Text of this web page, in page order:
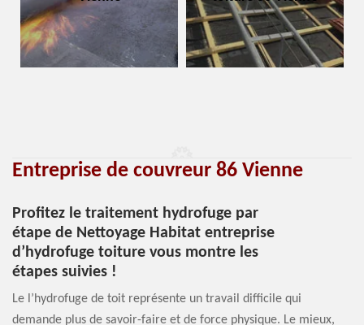
Entreprise de couvreur 86 Vienne
Profitez le traitement hydrofuge par
étape de Nettoyage Habitat entreprise
d’hydrofuge toiture vous montre les
étapes suivies !
Le l’hydrofuge de toit représente un travail difficile qui
demande plus de savoir-faire et de force physique. Le mieux,